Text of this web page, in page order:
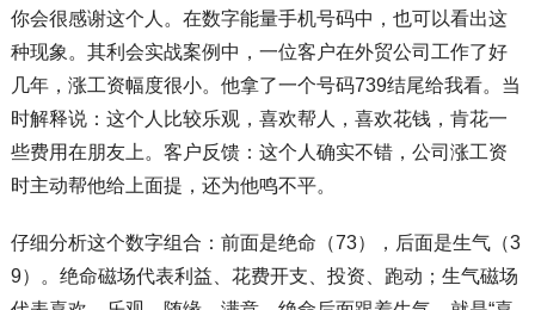
你会很感谢这个人。在数字能量手机号码中，也可以看出这
种现象。其利会实战案例中，一位客户在外贸公司工作了好
几年，涨工资幅度很小。他拿了一个号码739结尾给我看。当
时解释说：这个人比较乐观，喜欢帮人，喜欢花钱，肯花一
些费用在朋友上。客户反馈：这个人确实不错，公司涨工资
时主动帮他给上面提，还为他鸣不平。
仔细分析这个数字组合：前面是绝命（73），后面是生气（3
9）。绝命磁场代表利益、花费开支、投资、跑动；生气磁场